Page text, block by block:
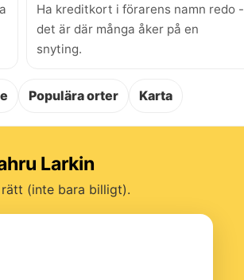
Ha kreditkort i förarens namn redo -
det är där många åker på en
snyting.
Populära orter Karta
Larkin
(inte bara billigt).